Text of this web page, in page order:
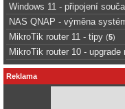
Windows 11 - připojení
NAS QNAP - výměna
MikroTik router 11 - tipy (5)
MikroTik router 10 - upgrade
Reklama